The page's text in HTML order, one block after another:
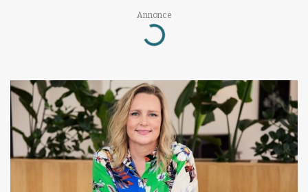
Annonce
Loading...